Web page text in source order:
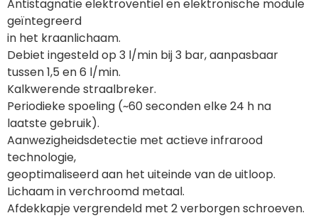
Antistagnatie elektroventiel en elektronische module
geïntegreerd
in het kraanlichaam.
Debiet ingesteld op 3 l/min bij 3 bar, aanpasbaar
tussen 1,5 en 6 l/min.
Kalkwerende straalbreker.
Periodieke spoeling (~60 seconden elke 24 h na
laatste gebruik).
Aanwezigheidsdetectie met actieve infrarood
technologie,
geoptimaliseerd aan het uiteinde van de uitloop.
Lichaam in verchroomd metaal.
Afdekkapje vergrendeld met 2 verborgen schroeven.